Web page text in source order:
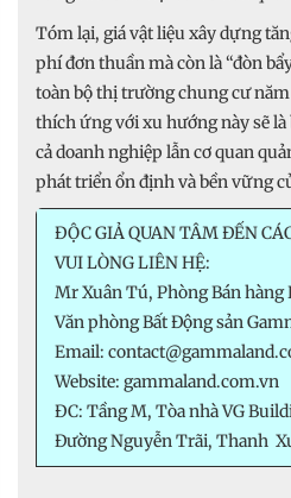
Tóm lại, giá vật liệu xây dựng
phí đơn thuần mà còn là “đòn
toàn bộ thị trường chung cư
thích ứng với xu hướng này sẽ
cả doanh nghiệp lẫn cơ quan
phát triển ổn định và bền vững
ĐỘC GIẢ QUAN TÂM ĐẾN
VUI LÒNG LIÊN HỆ:
Mr Xuân Tú, Phòng Bán hàng
Văn phòng Bất Động sản
Email:
Website: gammaland.com.vn
ĐC: Tầng M, Tòa nhà VG
Đường Nguyễn Trãi, Thanh